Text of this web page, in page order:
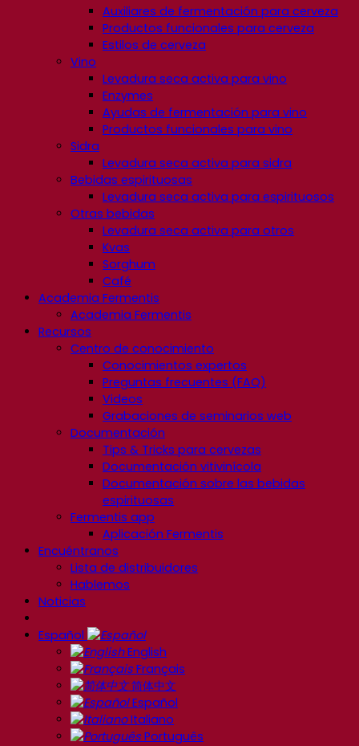
Auxiliares de fermentación para cerveza
Productos funcionales para cerveza
Estilos de cerveza
Vino
Levadura seca activa para vino
Enzymes
Ayudas de fermentación para vino
Productos funcionales para vino
Sidra
Levadura seca activa para sidra
Bebidas espirituosas
Levadura seca activa para espirituosos
Otras bebidas
Levadura seca activa para otros
Kvas
Sorghum
Café
Academia Fermentis
Academia Fermentis
Recursos
Centro de conocimiento
Conocimientos expertos
Preguntas frecuentes (FAQ)
Videos
Grabaciones de seminarios web
Documentación
Tips & Tricks para cervezas
Documentación vitivinícola
Documentación sobre las bebidas
espirituosas
Fermentis app
Aplicación Fermentis
Encuéntranos
Lista de distribuidores
Hablemos
Noticias
Español
English
Français
简体中文
Español
Italiano
Português